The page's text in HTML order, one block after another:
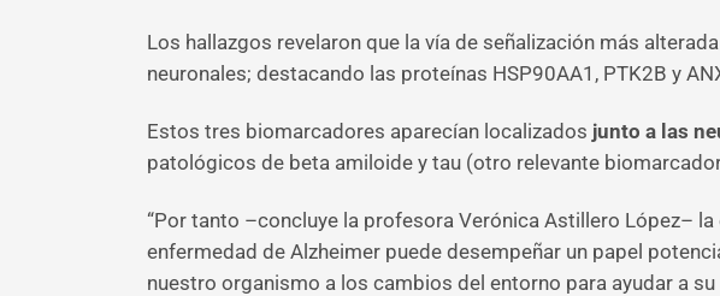
Los hallazgos revelaron que la vía de señalización más
neuronales; destacando las proteínas HSP90AA1, PTK2B y
Estos tres biomarcadores aparecían localizados junto a las
patológicos de beta amiloide y tau (otro relevante
“Por tanto –concluye la profesora Verónica Astillero López–
enfermedad de Alzheimer puede desempeñar un papel
nuestro organismo a los cambios del entorno para ayudar a